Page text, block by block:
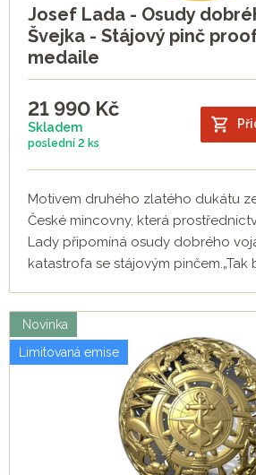
Josef Lada - Osudy
Švejka - Stájový pinč
medaile
21 990 Kč
Skladem
poslední 2 ks
Motivem druhého zlatého dukátu
České mincovny, která
Lady připomíná osudy dobrého
katastrofa se stájovým pinčem.„Tak
Novinka
Limitovaná emise